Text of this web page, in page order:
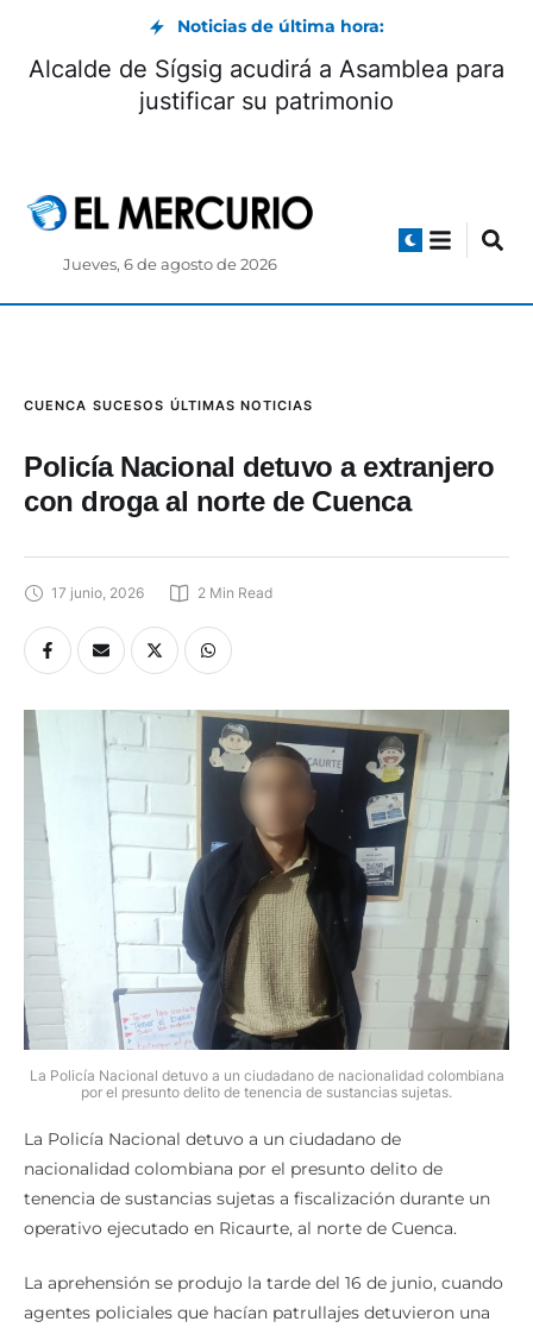
Noticias de última hora:
Alcalde de Sígsig acudirá a Asamblea para
justificar su patrimonio
Jueves, 6 de agosto de 2026
CUENCA SUCESOS ÚLTIMAS NOTICIAS
Policía Nacional detuvo a extranjero
con droga al norte de Cuenca
17 junio, 2026 2 Min Read
La Policía Nacional detuvo a un ciudadano de nacionalidad colombiana
por el presunto delito de tenencia de sustancias sujetas.
La Policía Nacional detuvo a un ciudadano de
nacionalidad colombiana por el presunto delito de
tenencia de sustancias sujetas a fiscalización durante un
operativo ejecutado en Ricaurte, al norte de Cuenca.
La aprehensión se produjo la tarde del 16 de junio, cuando
agentes policiales que hacían patrullajes detuvieron una